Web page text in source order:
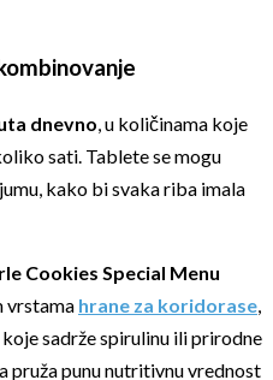
dnevno , u količinama koje
sati. Tablete se mogu
kako bi svaka riba imala
Cookies Special Menu
vrstama hrane za koridorase
sadrže spirulinu ili prirodne
pruža punu nutritivnu vrednost